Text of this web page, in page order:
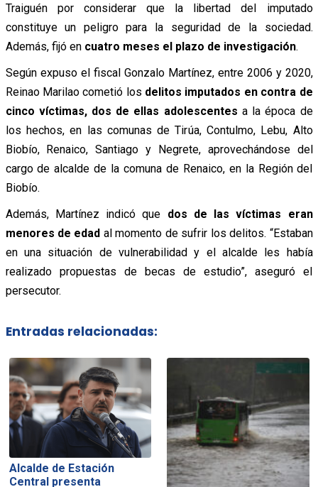
Traiguén por considerar que la libertad del imputado
constituye un peligro para la seguridad de la sociedad.
Además, fijó en cuatro meses el plazo de investigación.
Según expuso el fiscal Gonzalo Martínez, entre 2006 y 2020,
Reinao Marilao cometió los delitos imputados en contra de
cinco víctimas, dos de ellas adolescentes a la época de
los hechos, en las comunas de Tirúa, Contulmo, Lebu, Alto
Biobío, Renaico, Santiago y Negrete, aprovechándose del
cargo de alcalde de la comuna de Renaico, en la Región del
Biobío.
Además, Martínez indicó que dos de las víctimas eran
menores de edad al momento de sufrir los delitos. “Estaban
en una situación de vulnerabilidad y el alcalde les había
realizado propuestas de becas de estudio”, aseguró el
persecutor.
Entradas relacionadas:
Alcalde de Estación
Central presenta